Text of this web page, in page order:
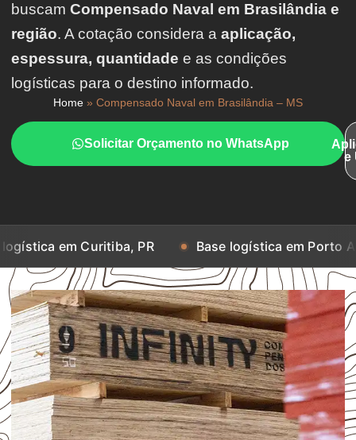
buscam Compensado Naval em Brasilândia e
região. A cotação considera a aplicação,
espessura, quantidade e as condições
logísticas para o destino informado.
Home » Compensado Naval em Brasilândia – MS
Solicitar Orçamento no WhatsApp
e
PR Base logística em Porto Alegre, RS